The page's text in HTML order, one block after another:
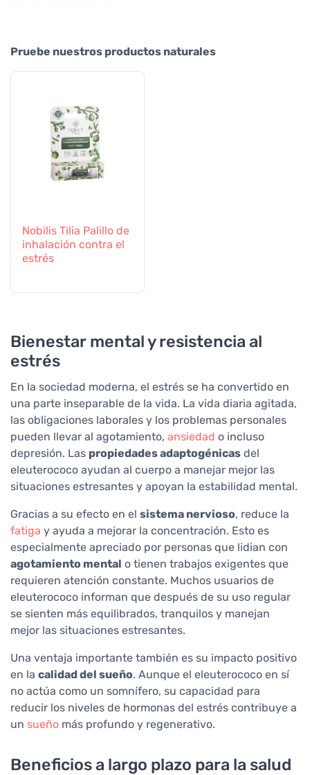
Pruebe nuestros productos naturales
Nobilis Tilia Palillo de
inhalación contra el
estrés
Bienestar mental y resistencia al
estrés
En la sociedad moderna, el estrés se ha convertido en
una parte inseparable de la vida. La vida diaria agitada,
las obligaciones laborales y los problemas personales
pueden llevar al agotamiento, ansiedad o incluso
depresión. Las propiedades adaptogénicas del
eleuterococo ayudan al cuerpo a manejar mejor las
situaciones estresantes y apoyan la estabilidad mental.
Gracias a su efecto en el sistema nervioso, reduce la
fatiga y ayuda a mejorar la concentración. Esto es
especialmente apreciado por personas que lidian con
agotamiento mental o tienen trabajos exigentes que
requieren atención constante. Muchos usuarios de
eleuterococo informan que después de su uso regular
se sienten más equilibrados, tranquilos y manejan
mejor las situaciones estresantes.
Una ventaja importante también es su impacto positivo
en la calidad del sueño. Aunque el eleuterococo en sí
no actúa como un somnífero, su capacidad para
reducir los niveles de hormonas del estrés contribuye a
un sueño más profundo y regenerativo.
Beneficios a largo plazo para la salud